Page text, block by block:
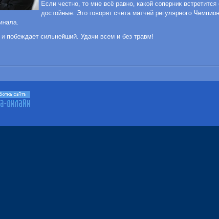
Если честно, то мне всё равно, какой соперник
достойные. Это говорят счета матчей регулярного
побеждает сильнейший. Удачи всем и без травм!